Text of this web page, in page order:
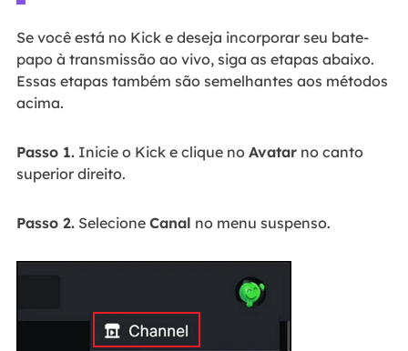
Se você está no Kick e deseja incorporar seu bate-
papo à transmissão ao vivo, siga as etapas abaixo.
Essas etapas também são semelhantes aos métodos
acima.
Passo 1.Inicie o Kick e clique no Avatarno canto
superior direito.
Passo 2.Selecione Canal no menu suspenso.